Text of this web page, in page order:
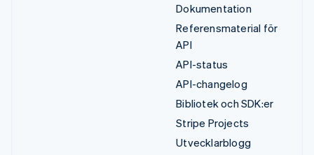
Dokumentation
Referensmaterial för
API
API-status
API-changelog
Bibliotek och SDK:er
Stripe Projects
Utvecklarblogg